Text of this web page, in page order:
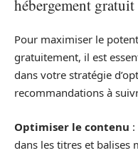
hébergement gratuit
Pour maximiser le
gratuitement, il est
dans votre stratégie
recommandations à
Optimiser le contenu
dans les titres et balises